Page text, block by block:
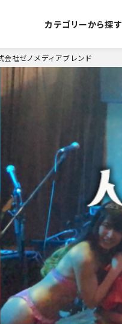
カテゴリーから探す
会社ゼノメディアブレンド